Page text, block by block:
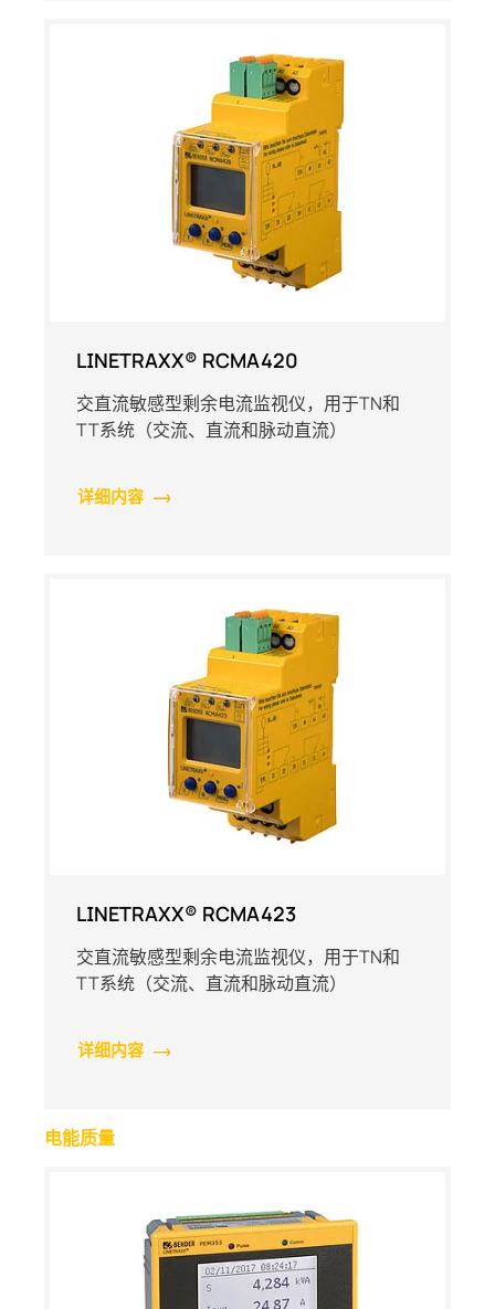
LINETRAXX® RCMA420
交直流敏感型剩余电流监视仪，用于TN和
TT系统（交流、直流和脉动直流）
详细内容
LINETRAXX® RCMA423
交直流敏感型剩余电流监视仪，用于TN和
TT系统（交流、直流和脉动直流）
详细内容
电能质量